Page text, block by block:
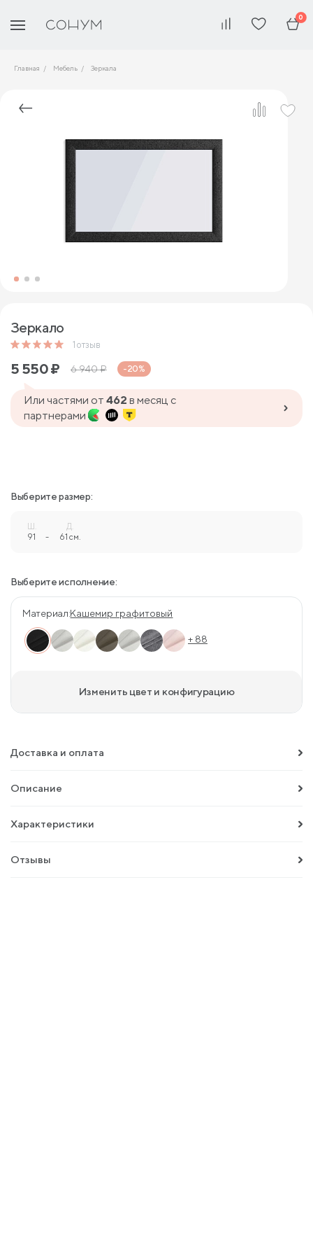
0
Главная Мебель Зеркала
Зеркало
1 отзыв
5 550₽ 6 940₽ -20%
Или частями от 462 в месяц с
партнерами
Выберите размер:
Ш.
91 -
Д.
61 см.
Выберите исполнение:
Материал:Кашемир графитовый
+ 88
Изменить цвет и конфигурацию
Доставка и оплата
Описание
Характеристики
Отзывы